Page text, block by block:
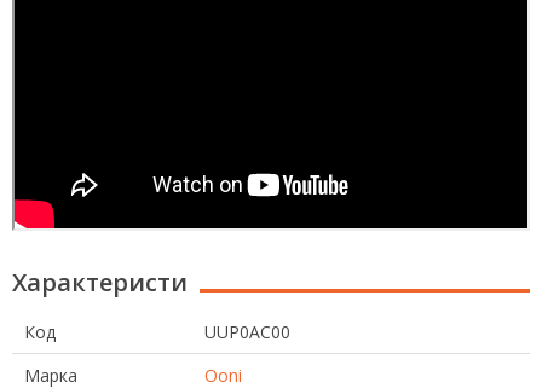
Характеристи
Код
UUP0AC00
Марка
Ooni